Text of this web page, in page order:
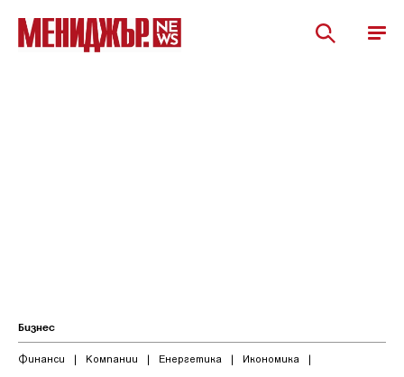
Бизнес
Финанси | Компании | Енергетика | Икономика |